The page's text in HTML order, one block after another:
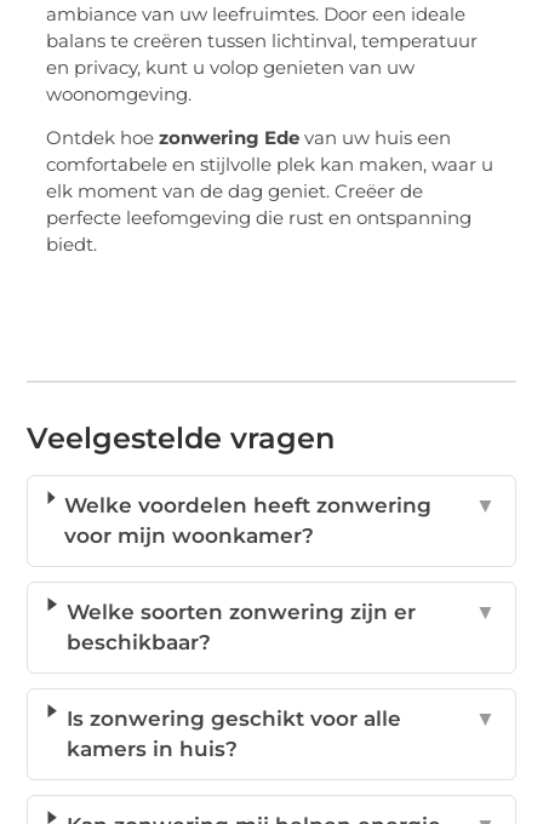
ambiance van uw leefruimtes. Door een ideale
balans te creëren tussen lichtinval, temperatuur
en privacy, kunt u volop genieten van uw
woonomgeving.
Ontdek hoezonwering Ede van uw huis een
comfortabele en stijlvolle plek kan maken, waar u
elk moment van de dag geniet. Creëer de
perfecte leefomgeving die rust en ontspanning
biedt.
Veelgestelde vragen
Welke voordelen heeft zonwering
voor mijn woonkamer?
▼
Welke soorten zonwering zijn er
beschikbaar?
▼
Is zonwering geschikt voor alle
kamers in huis?
▼